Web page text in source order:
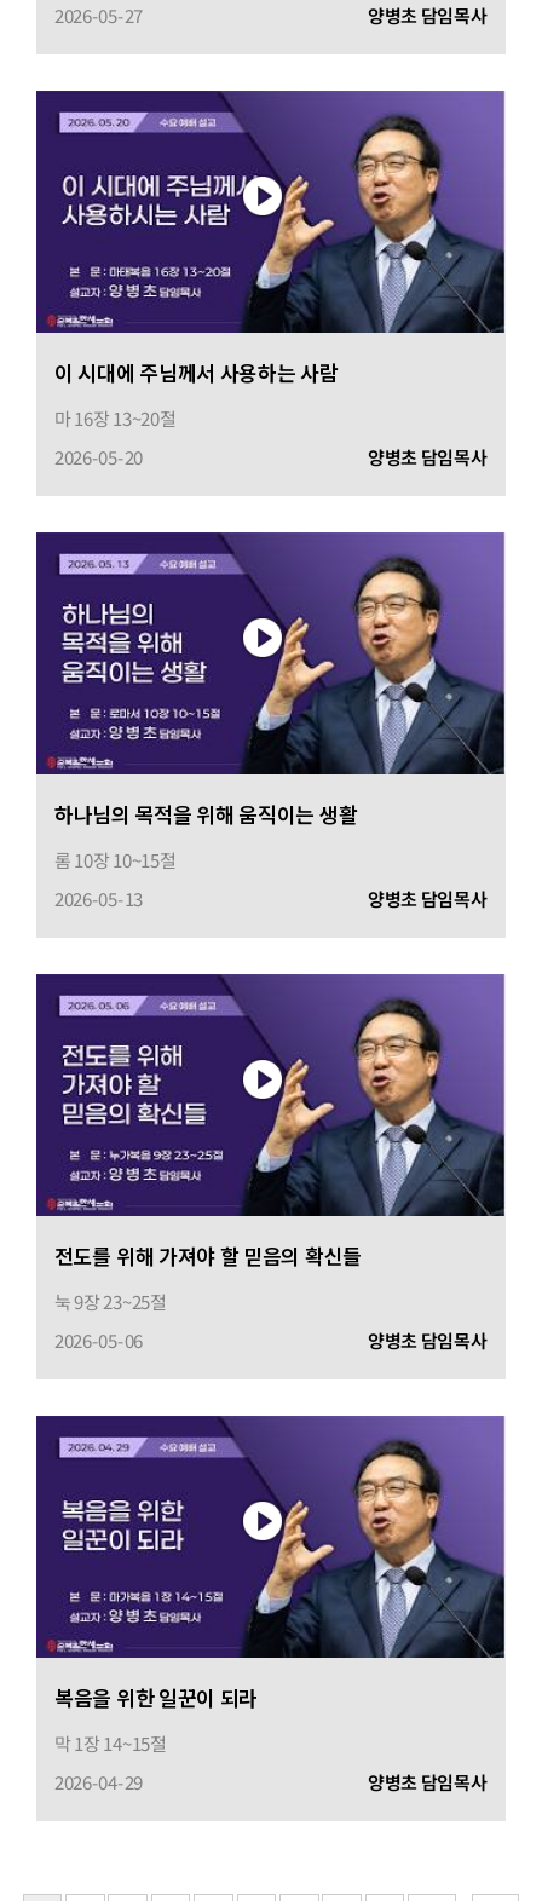
2026-05-27
양병초 담임목사
이 시대에 주님께서 사용하는 사람
마 16장 13~20절
2026-05-20
양병초 담임목사
하나님의 목적을 위해 움직이는 생활
롬 10장 10~15절
2026-05-13
양병초 담임목사
전도를 위해 가져야 할 믿음의 확신들
눅 9장 23~25절
2026-05-06
양병초 담임목사
복음을 위한 일꾼이 되라
막 1장 14~15절
2026-04-29
양병초 담임목사